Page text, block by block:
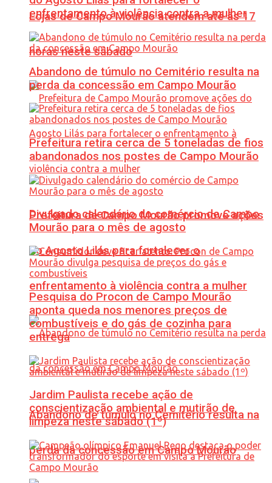
Lojas de Campo Mourão atendem até às 17
horas neste sábado
Prefeitura de Campo Mourão promove ações
do Agosto Lilás para fortalecer o
enfrentamento à violência contra a mulher
Abandono de túmulo no Cemitério resulta na
perda da concessão em Campo Mourão
enfrentamento à violência contra a mulher
Abandono de túmulo no Cemitério resulta na
perda da concessão em Campo Mourão
Prefeitura retira cerca de 5 toneladas de fios
abandonados nos postes de Campo Mourão
Divulgado calendário do comércio de Campo
Mourão para o mês de agosto
Pesquisa do Procon de Campo Mourão
aponta queda nos menores preços de
combustíveis e do gás de cozinha para
entrega
Jardim Paulista recebe ação de
conscientização ambiental e mutirão de
limpeza neste sábado (1º)